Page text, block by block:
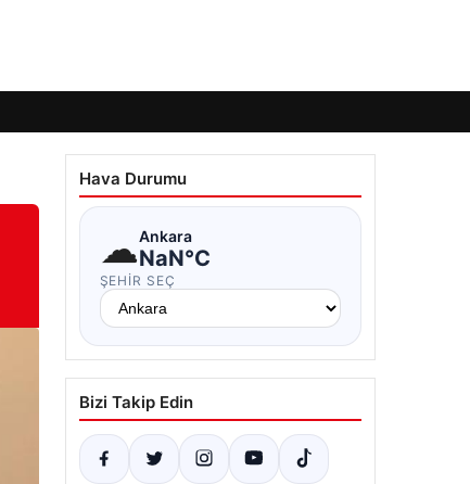
Hava Durumu
☁Ankara
NaN°C
ŞEHIR SEÇ
Bizi Takip Edin